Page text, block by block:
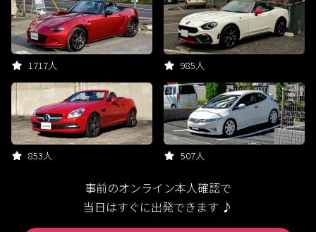
1717人 985人
853人 507人
事前のオンライン本人確認で
当日はすぐに出発できます ♪